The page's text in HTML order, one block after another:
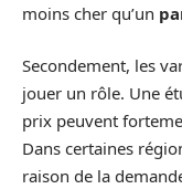
moins cher qu’un
Secondement, les
jouer un rôle. Une
prix peuvent
Dans certaines
raison de la